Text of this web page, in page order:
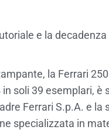
e la decadenza
la Ferrari 250
soli 39 esemplari,
Ferrari S.p.A. e la
specializzata in